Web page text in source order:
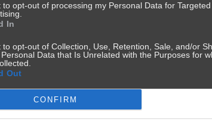
to opt-out of processing my Personal Data for Targeted
In
to opt-out of Collection, Use, Retention, Sale, and/or
Data that Is Unrelated with the Purposes for
Out
CONFIRM